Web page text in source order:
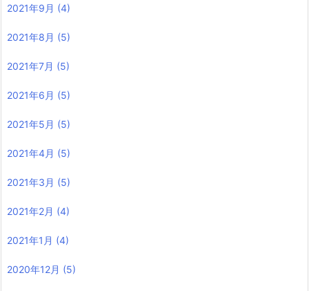
2021年9月 (4)
2021年8月 (5)
2021年7月 (5)
2021年6月 (5)
2021年5月 (5)
2021年4月 (5)
2021年3月 (5)
2021年2月 (4)
2021年1月 (4)
2020年12月 (5)